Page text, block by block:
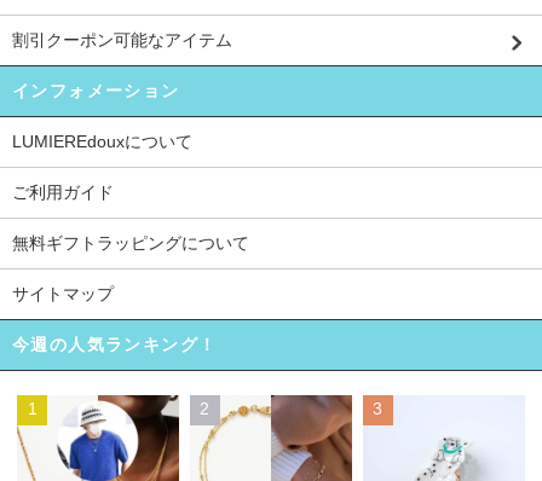
割引クーポン可能なアイテム
インフォメーション
LUMIEREdouxについて
ご利用ガイド
無料ギフトラッピングについて
サイトマップ
今週の人気ランキング！
1 2 3